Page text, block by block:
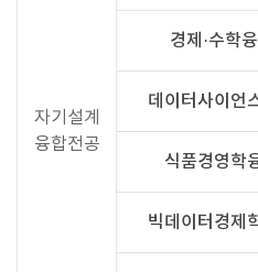
자기설계
융합전공
경제·수학
데이터사이언
식품경영학
빅데이터경제